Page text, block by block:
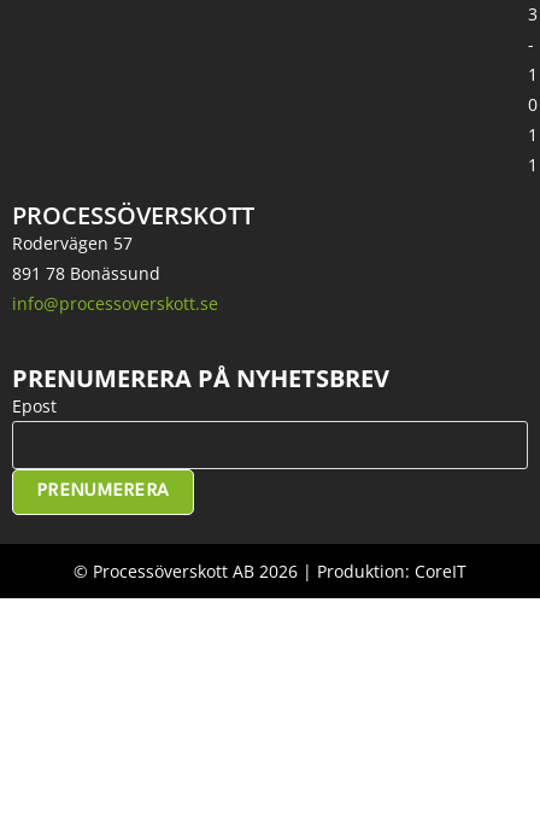
PROCESSÖVERSKOTT
Rodervägen 57
891 78 Bonässund
info@processoverskott.se
3
-
1
0
1
1
PRENUMERERA PÅ NYHETSBREV
Epost
PRENUMERERA
© Processöverskott AB 2026 | Produktion: CoreIT